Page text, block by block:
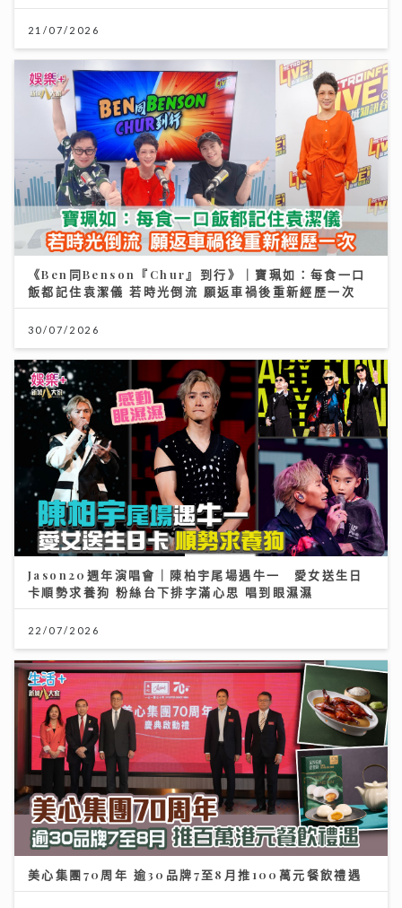
21/07/2026
《Ben同Benson『Chur』到行》｜寶珮如：每食一口
飯都記住袁潔儀 若時光倒流 願返車禍後重新經歷一次
30/07/2026
Jason20週年演唱會｜陳柏宇尾場遇牛一 愛女送生日
卡順勢求養狗 粉絲台下排字滿心思 唱到眼濕濕
22/07/2026
美心集團70周年 逾30品牌7至8月推100萬元餐飲禮遇